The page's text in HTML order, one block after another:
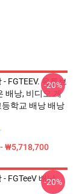
- FGTEEV. 유튜브
배낭, 비디오 게
등학교 배낭 배낭
₩5,718,700
-20%
- FGTeeV 배낭
-20%